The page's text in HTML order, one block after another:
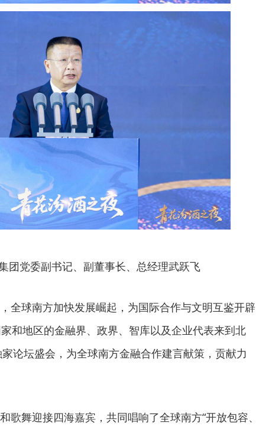
团党委副书记、副董事长、总经理武跃飞
全球南方加快发展崛起，为国际合作与文明互鉴开辟
和地区的金融界、政界、智库以及企业代表来到北
论坛盛会，为全球南方金融合作建言献策，贡献力
歌舞迎接四海嘉宾，共同唱响了全球南方“开放包容、